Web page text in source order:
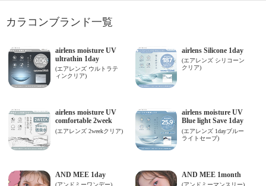
カラコンブランド一覧